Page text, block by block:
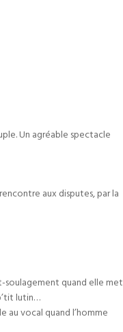
Un agréable spectacle
aux disputes, par la
soulagement quand elle met
lutin…
au vocal quand l’homme